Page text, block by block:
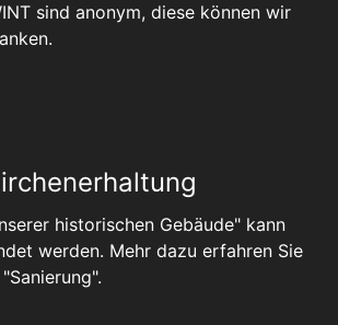
sind anonym, diese können wir
historischen Gebäude" kann
werden. Mehr dazu erfahren Sie
Sanierung".